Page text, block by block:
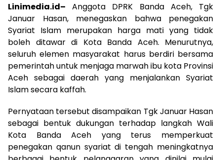
Linimedia.id– Anggota DPRK Banda Aceh, Tgk
Januar Hasan, menegaskan bahwa penegakan
Syariat Islam merupakan harga mati yang tidak
boleh ditawar di Kota Banda Aceh. Menurutnya,
seluruh elemen masyarakat harus berdiri bersama
pemerintah untuk menjaga marwah ibu kota Provinsi
Aceh sebagai daerah yang menjalankan Syariat
Islam secara kaffah.
Pernyataan tersebut disampaikan Tgk Januar Hasan
sebagai bentuk dukungan terhadap langkah Wali
Kota Banda Aceh yang terus memperkuat
penegakan qanun syariat di tengah meningkatnya